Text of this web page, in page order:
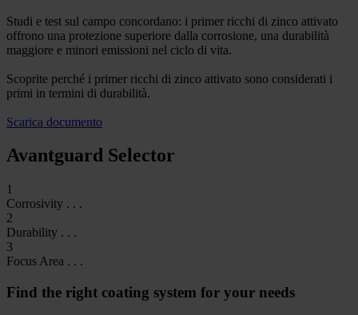
Studi e test sul campo concordano: i primer ricchi di zinco attivato
offrono una protezione superiore dalla corrosione, una durabilità
maggiore e minori emissioni nel ciclo di vita.
Scoprite perché i primer ricchi di zinco attivato sono considerati i
primi in termini di durabilità.
Scarica documento
Avantguard Selector
1
Corrosivity . . .
2
Durability . . .
3
Focus Area . . .
Find the right coating system for your needs